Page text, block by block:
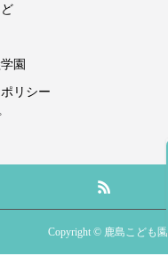
園
リシー
Copyright © 鹿島こども園